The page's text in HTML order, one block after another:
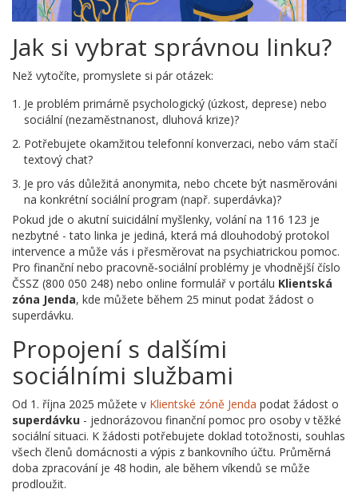
Jak si vybrat správnou linku?
Než vytočíte, promyslete si pár otázek:
Je problém primárně psychologický (úzkost, deprese) nebo
sociální (nezaměstnanost, dluhová krize)?
Potřebujete okamžitou telefonní konverzaci, nebo vám stačí
textový chat?
Je pro vás důležitá anonymita, nebo chcete být nasměrováni
na konkrétní sociální program (např. superdávka)?
Pokud jde o akutní suicidální myšlenky, volání na 116 123 je
nezbytné - tato linka je jediná, která má dlouhodobý protokol
intervence a může vás i přesměrovat na psychiatrickou pomoc.
Pro finanční nebo pracovně‑sociální problémy je vhodnější číslo
ČSSZ (800 050 248) nebo online formulář v portálu Klientská
zóna Jenda, kde můžete během 25 minut podat žádost o
superdávku.
Propojení s dalšími
sociálními službami
Od 1. října 2025 můžete v Klientské zóně Jenda podat žádost o
superdávku - jednorázovou finanční pomoc pro osoby v těžké
sociální situaci. K žádosti potřebujete doklad totožnosti, souhlas
všech členů domácnosti a výpis z bankovního účtu. Průměrná
doba zpracování je 48 hodin, ale během víkendů se může
prodloužit.